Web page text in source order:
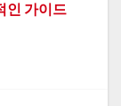
인 가이드